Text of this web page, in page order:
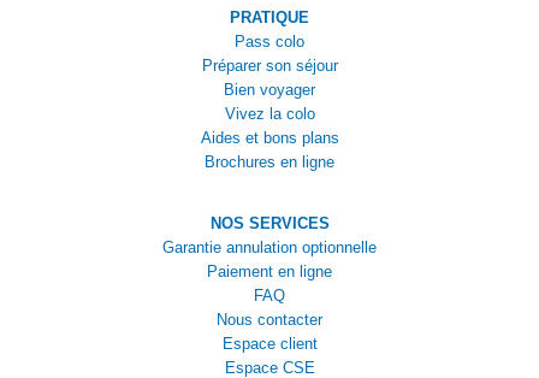
PRATIQUE
Pass colo
Préparer son séjour
Bien voyager
Vivez la colo
Aides et bons plans
Brochures en ligne
NOS SERVICES
Garantie annulation optionnelle
Paiement en ligne
FAQ
Nous contacter
Espace client
Espace CSE